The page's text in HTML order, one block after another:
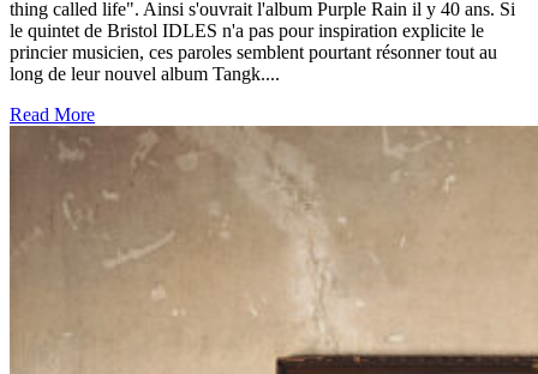
thing called life". Ainsi s'ouvrait l'album Purple Rain il y 40 ans. Si
le quintet de Bristol IDLES n'a pas pour inspiration explicite le
princier musicien, ces paroles semblent pourtant résonner tout au
long de leur nouvel album Tangk....
Read More